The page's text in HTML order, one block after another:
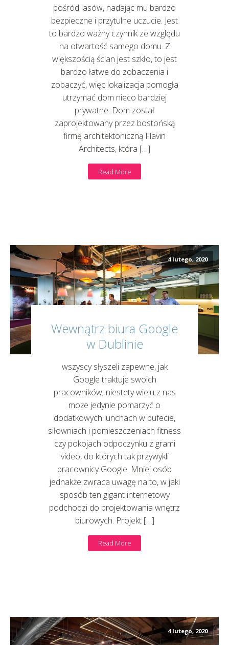
pośród lasów, nadając mu bardzo
bezpieczne i przytulne uczucie. Jest
to bardzo ważny czynnik ze względu
na otwartość samego domu. Z
większością ścian jest szkło, to jest
bardzo łatwe do zobaczenia i
zobaczyć, więc lokalizacja pomogła
utrzymać dom nieco bardziej
prywatne. Dom został
zaprojektowany przez bostońską
firmę architektoniczną Flavin
Architects, która […]
Read More
4 lutego, 2020
Wewnątrz biura Google
w Dublinie
wszyscy słyszeli zapewne, jak
Google traktuje swoich
pracowników; niestety wielu z nas
może jedynie pomarzyć o
dodatkowych lunchach w bufecie,
siłowniach i pomieszczeniach fitness
czy pokojach odpoczynku z grami
video, do których tak przywykli
pracownicy Google. Mniej osób
jednakże zwraca uwagę na to, w jaki
sposób ten gigant internetowy
podchodzi do projektowania wnętrz
biurowych. Projekt […]
Read More
4 lutego, 2020